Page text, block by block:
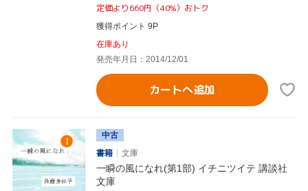
定価より660円（40%）おトク
獲得ポイント 9P
在庫あり
発売年月日：2014/12/01
カートへ追加
中古
書籍
文庫
一瞬の風になれ(第1部) イチニツイテ 講談社
文庫